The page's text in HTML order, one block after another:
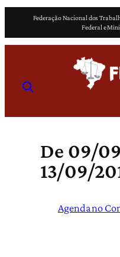
o
Federação Nacional dos
Federal e
De 09/
13/09/
Agenda no